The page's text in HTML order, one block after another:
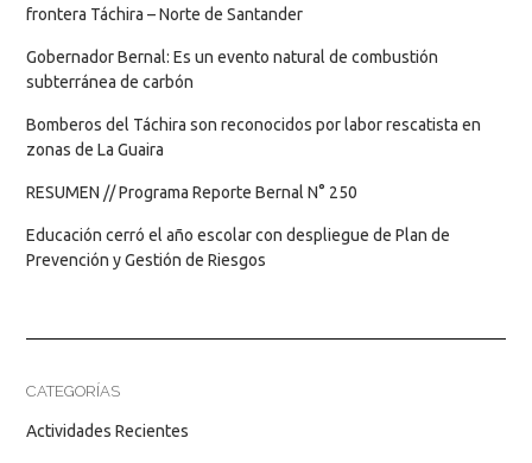
frontera Táchira – Norte de Santander
Gobernador Bernal: Es un evento natural de combustión
subterránea de carbón
Bomberos del Táchira son reconocidos por labor rescatista en
zonas de La Guaira
RESUMEN // Programa Reporte Bernal N° 250
Educación cerró el año escolar con despliegue de Plan de
Prevención y Gestión de Riesgos
CATEGORÍAS
Actividades Recientes